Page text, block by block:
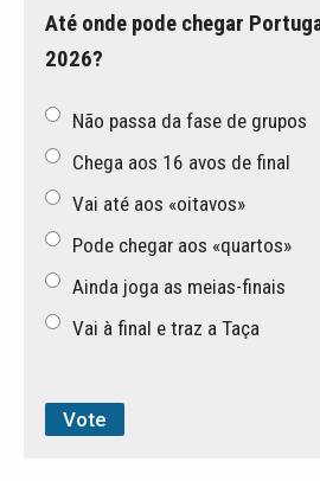
Até onde pode chegar
2026?
Não passa da fase de grupos
Chega aos 16 avos de final
Vai até aos «oitavos»
Pode chegar aos «quartos»
Ainda joga as meias-finais
Vai à final e traz a Taça